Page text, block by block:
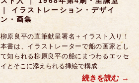
｜ イラストレーション・デザイ
ン・画集
柳原良平の直筆献呈署名＋イラスト入り！
本書は、イラストレーターで船の画家とし
て知られる柳原良平の船にまつわるエッセ
イとそこに添えられる挿絵で構成...
続きを読む